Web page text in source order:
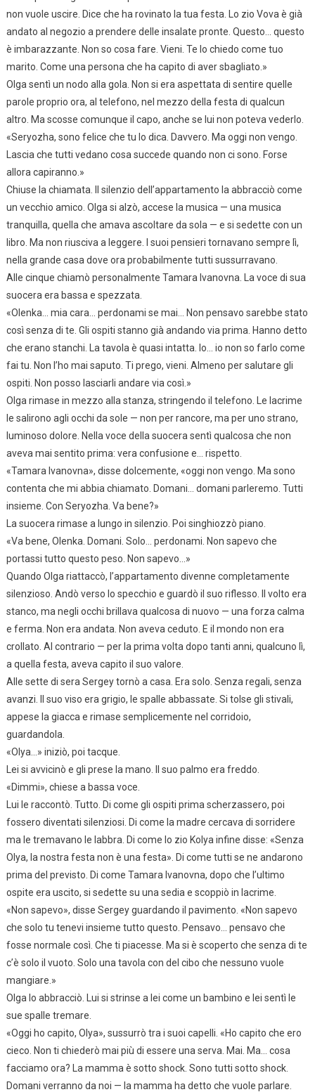
non vuole uscire. Dice che ha rovinato la tua festa. Lo zio Vova è già
andato al negozio a prendere delle insalate pronte. Questo… questo
è imbarazzante. Non so cosa fare. Vieni. Te lo chiedo come tuo
marito. Come una persona che ha capito di aver sbagliato.»
Olga sentì un nodo alla gola. Non si era aspettata di sentire quelle
parole proprio ora, al telefono, nel mezzo della festa di qualcun
altro. Ma scosse comunque il capo, anche se lui non poteva vederlo.
«Seryozha, sono felice che tu lo dica. Davvero. Ma oggi non vengo.
Lascia che tutti vedano cosa succede quando non ci sono. Forse
allora capiranno.»
Chiuse la chiamata. Il silenzio dell’appartamento la abbracciò come
un vecchio amico. Olga si alzò, accese la musica — una musica
tranquilla, quella che amava ascoltare da sola — e si sedette con un
libro. Ma non riusciva a leggere. I suoi pensieri tornavano sempre lì,
nella grande casa dove ora probabilmente tutti sussurravano.
Alle cinque chiamò personalmente Tamara Ivanovna. La voce di sua
suocera era bassa e spezzata.
«Olenka… mia cara… perdonami se mai… Non pensavo sarebbe stato
così senza di te. Gli ospiti stanno già andando via prima. Hanno detto
che erano stanchi. La tavola è quasi intatta. Io… io non so farlo come
fai tu. Non l’ho mai saputo. Ti prego, vieni. Almeno per salutare gli
ospiti. Non posso lasciarli andare via così.»
Olga rimase in mezzo alla stanza, stringendo il telefono. Le lacrime
le salirono agli occhi da sole — non per rancore, ma per uno strano,
luminoso dolore. Nella voce della suocera sentì qualcosa che non
aveva mai sentito prima: vera confusione e… rispetto.
«Tamara Ivanovna», disse dolcemente, «oggi non vengo. Ma sono
contenta che mi abbia chiamato. Domani… domani parleremo. Tutti
insieme. Con Seryozha. Va bene?»
La suocera rimase a lungo in silenzio. Poi singhiozzò piano.
«Va bene, Olenka. Domani. Solo… perdonami. Non sapevo che
portassi tutto questo peso. Non sapevo…»
Quando Olga riattaccò, l’appartamento divenne completamente
silenzioso. Andò verso lo specchio e guardò il suo riflesso. Il volto era
stanco, ma negli occhi brillava qualcosa di nuovo — una forza calma
e ferma. Non era andata. Non aveva ceduto. E il mondo non era
crollato. Al contrario — per la prima volta dopo tanti anni, qualcuno lì,
a quella festa, aveva capito il suo valore.
Alle sette di sera Sergey tornò a casa. Era solo. Senza regali, senza
avanzi. Il suo viso era grigio, le spalle abbassate. Si tolse gli stivali,
appese la giacca e rimase semplicemente nel corridoio,
guardandola.
«Olya…» iniziò, poi tacque.
Lei si avvicinò e gli prese la mano. Il suo palmo era freddo.
«Dimmi», chiese a bassa voce.
Lui le raccontò. Tutto. Di come gli ospiti prima scherzassero, poi
fossero diventati silenziosi. Di come la madre cercava di sorridere
ma le tremavano le labbra. Di come lo zio Kolya infine disse: «Senza
Olya, la nostra festa non è una festa». Di come tutti se ne andarono
prima del previsto. Di come Tamara Ivanovna, dopo che l’ultimo
ospite era uscito, si sedette su una sedia e scoppiò in lacrime.
«Non sapevo», disse Sergey guardando il pavimento. «Non sapevo
che solo tu tenevi insieme tutto questo. Pensavo… pensavo che
fosse normale così. Che ti piacesse. Ma si è scoperto che senza di te
c’è solo il vuoto. Solo una tavola con del cibo che nessuno vuole
mangiare.»
Olga lo abbracciò. Lui si strinse a lei come un bambino e lei sentì le
sue spalle tremare.
«Oggi ho capito, Olya», sussurrò tra i suoi capelli. «Ho capito che ero
cieco. Non ti chiederò mai più di essere una serva. Mai. Ma… cosa
facciamo ora? La mamma è sotto shock. Sono tutti sotto shock.
Domani verranno da noi — la mamma ha detto che vuole parlare.